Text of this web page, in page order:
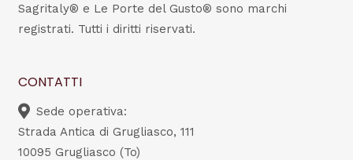
Sagritaly® e Le Porte del Gusto® sono marchi
registrati. Tutti i diritti riservati.
CONTATTI
Sede operativa:
Strada Antica di Grugliasco, 111
10095 Grugliasco (To)